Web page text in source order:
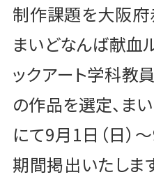
制作課題を大阪
まいどなんば献血
ックアート学科教
の作品を選定、ま
にて9月1日（日）
期間掲出いたしま